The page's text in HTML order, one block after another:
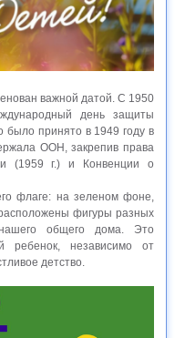
важной датой. С 1950
день защиты
было принято в 1949 году в
ООН, закрепив права
(1959 г.) и Конвенции о
флаге: на зеленом фоне,
фигуры разных
общего дома. Это
независимо от
детство.